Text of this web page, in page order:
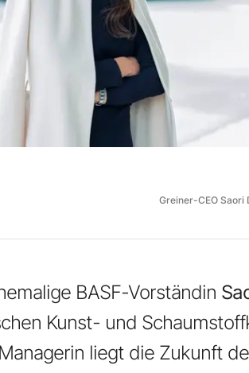
Greiner-CEO Saori
BASF-Vorständin
Kunst- und
liegt die Zukunft